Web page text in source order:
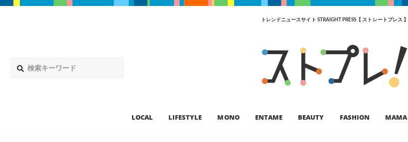
トレンドニュースサイト STRAIGHT PRESS【 ストレートプレス 】
LOCAL LIFESTYLE MONO ENTAME BEAUTY FASHION MAMA